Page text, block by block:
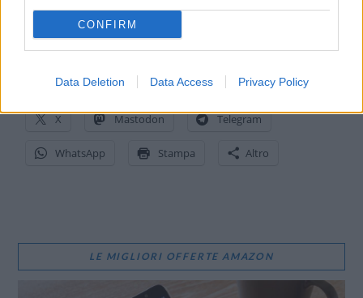
CONFIRM
Data Deletion Data Access Privacy Policy
E-mail LinkedIn Facebook
X Mastodon Telegram
WhatsApp Stampa Altro
LE MIGLIORI OFFERTE AMAZON